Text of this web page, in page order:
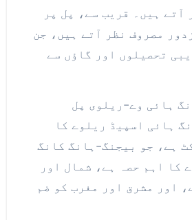
آتے ہیں۔ قریب سے، پل پر
مصروف نظر آتے ہیں، جن
تحصیلوں اور گاؤں سے
ہائی وے-ریلوی پل
ہائی اسپیڈ ریلوے کا
ہے، جو بیجنگ-ہانگ کانگ
کا اہم حصہ ہے، شمال اور
اور مشرق اور مغرب کو ضم